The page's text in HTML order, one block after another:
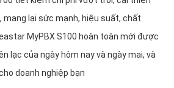
mang lại sức mạnh, hiệu suất, chất
MyPBX S100 hoàn toàn mới được
lạc của ngày hôm nay và ngày mai, và
doanh nghiệp bạn